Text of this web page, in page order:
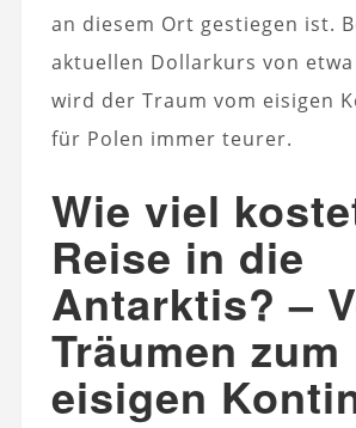
an diesem Ort gestiegen ist.
aktuellen Dollarkurs von etwa
wird der Traum vom eisigen
für Polen immer teurer.
Wie viel
Reise in die
Antarktis? –
Träumen zum
eisigen